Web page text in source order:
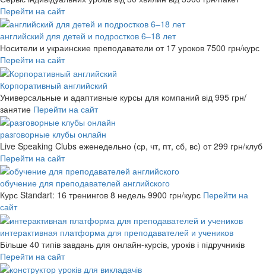
Перейти на сайт
английский для детей и подростков 6–18 лет
Носители и украинские преподаватели от 17 уроков 7500 грн/курс
Перейти на сайт
Корпоративный английский
Универсальные и адаптивные курсы для компаний від 995 грн/
занятие Перейти на сайт
разговорные клубы онлайн
Live Speaking Clubs еженедельно (ср, чт, пт, сб, вс) от 299 грн/клуб
Перейти на сайт
обучение для преподавателей английского
Курс Standart: 16 тренингов 8 недель 9900 грн/курс Перейти на
сайт
интерактивная платформа для преподавателей и учеников
Більше 40 типів завдань для онлайн-курсів, уроків і підручників
Перейти на сайт